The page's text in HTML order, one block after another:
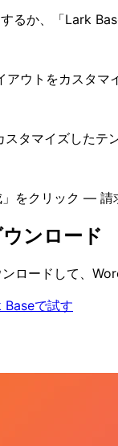
るか、「Lark
ウトをカスタマ
タマイズしたテ
をクリック —
ンロード
ロードして、
Baseで試す